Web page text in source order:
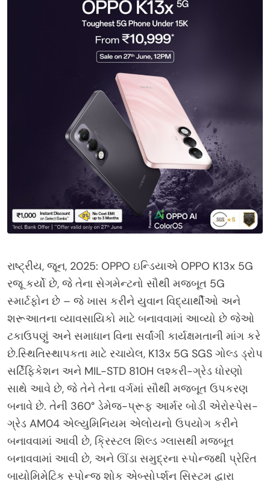
રાષ્ટ્રીય, જૂન, 2025: OPPO ઇન્ડિયાએ OPPO K13x 5G
રજૂ કર્યો છે, જે તેના સેગમેન્ટનો સૌથી મજબૂત 5G
સ્માર્ટફોન છે – જે ખાસ કરીને યુવાન વિદ્યાર્થીઓ અને
શરૂઆતના વ્યાવસાયિકો માટે બનાવવામાં આવ્યો છે જેઓ
ટકાઉપણું અને સમાધાન વિના સર્વાંગી કાર્યક્ષમતાની માંગ કરે
છે.સ્થિતિસ્થાપકતા માટે રચાયેલ, K13x 5G SGS ગોલ્ડ ડ્રોપ
સર્ટિફિકેશન અને MIL-STD 810H લશ્કરી-ગ્રેડ ધોરણો
સાથે આવે છે, જે તેને તેના વર્ગમાં સૌથી મજબૂત ઉપકરણ
બનાવે છે. તેની 360° ડેમેજ-પ્રૂફ આર્મર બોડી એરોસ્પેસ-
ગ્રેડ AM04 એલ્યુમિનિયમ એલોયનો ઉપયોગ કરીને
બનાવવામાં આવી છે, ક્રિસ્ટલ શિલ્ડ ગ્લાસથી મજબૂત
બનાવવામાં આવી છે, અને ઊંડા સમુદ્રના સ્પોન્જથી પ્રેરિત
બાયોમિમેટિક સ્પોન્જ શોક એબ્સોર્પ્શન સિસ્ટમ દ્વારા